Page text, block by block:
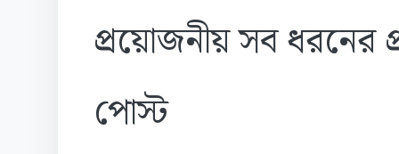
প্রয়োজনীয় সব ধরনের